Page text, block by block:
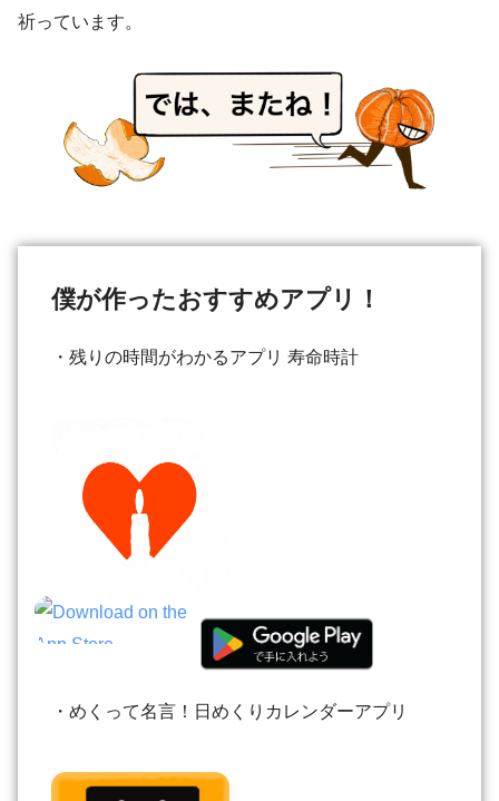
祈っています。
僕が作ったおすすめアプリ！
・残りの時間がわかるアプリ 寿命時計
・めくって名言！日めくりカレンダーアプリ